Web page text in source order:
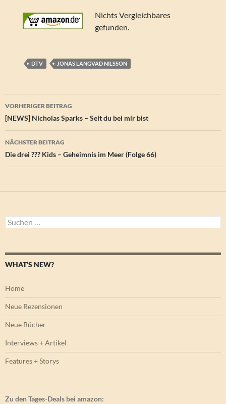
Nichts Vergleichbares
gefunden.
DTV JONAS LANGVAD NILSSON
Beitragsnavigation
VORHERIGER BEITRAG
[NEWS] Nicholas Sparks – Seit du bei mir bist
NÄCHSTER BEITRAG
Die drei ??? Kids – Geheimnis im Meer (Folge 66)
Suchen
nach:
WHAT’S NEW?
Home
Neue Rezensionen
Neue Bücher
Interviews + Artikel
Features + Storys
Zu den Tages-Deals bei amazon: